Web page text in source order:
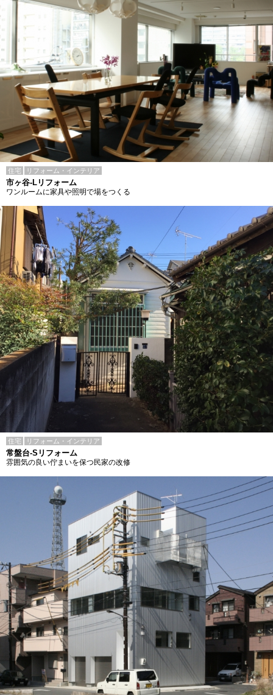
住宅 リフォーム・インテリア
市ヶ谷-Lリフォーム
ワンルームに家具や照明で場をつくる
住宅 リフォーム・インテリア
常盤台-Sリフォーム
雰囲気の良い佇まいを保つ民家の改修